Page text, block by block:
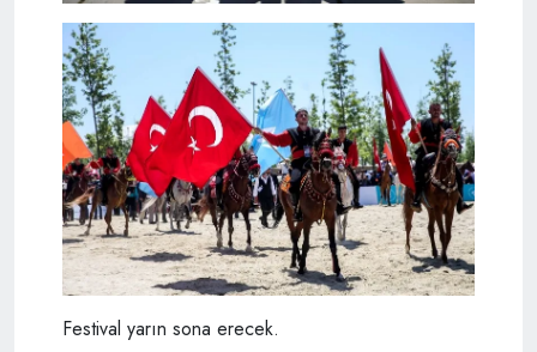
Festival yarın sona erecek.